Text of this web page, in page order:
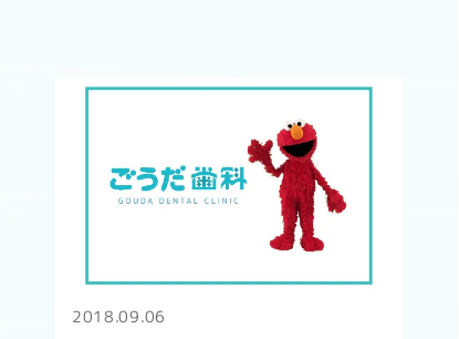
2018.09.06